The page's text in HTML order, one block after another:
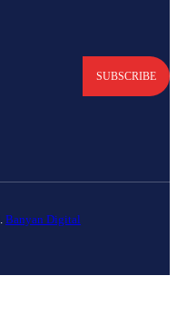
SUBSCRIBE
Banyan Digital